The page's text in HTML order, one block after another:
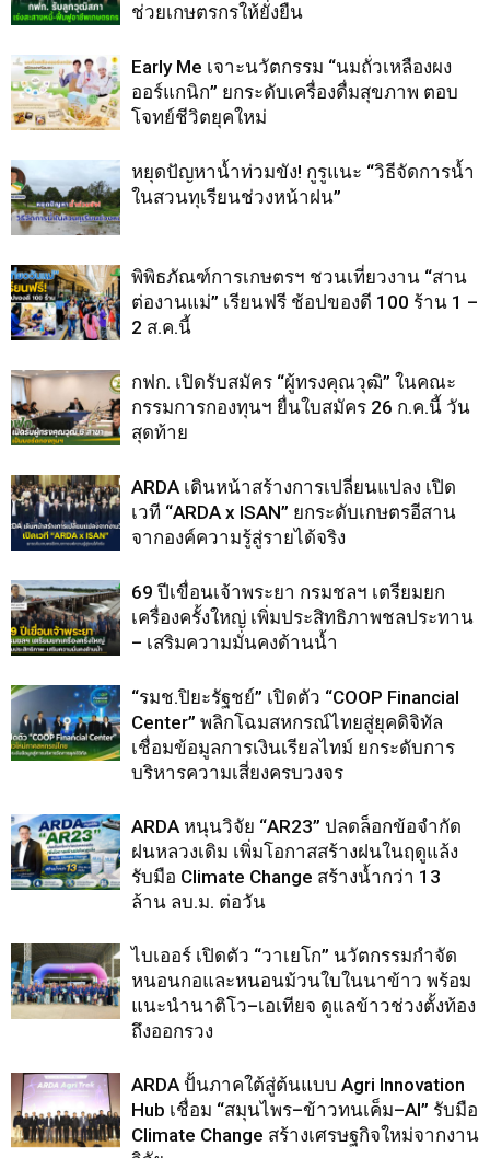
ช่วยเกษตรกรให้ยั่งยืน
Early Me เจาะนวัตกรรม “นมถั่วเหลืองผง
ออร์แกนิก” ยกระดับเครื่องดื่มสุขภาพ ตอบ
โจทย์ชีวิตยุคใหม่
หยุดปัญหาน้ำท่วมขัง! กูรูแนะ “วิธีจัดการน้ำ
ในสวนทุเรียนช่วงหน้าฝน”
พิพิธภัณฑ์การเกษตรฯ ชวนเที่ยวงาน “สาน
ต่องานแม่” เรียนฟรี ช้อปของดี 100 ร้าน 1 –
2 ส.ค.นี้
กฟก. เปิดรับสมัคร “ผู้ทรงคุณวุฒิ” ในคณะ
กรรมการกองทุนฯ ยื่นใบสมัคร 26 ก.ค.นี้ วัน
สุดท้าย
ARDA เดินหน้าสร้างการเปลี่ยนแปลง เปิด
เวที “ARDA x ISAN” ยกระดับเกษตรอีสาน
จากองค์ความรู้สู่รายได้จริง
69 ปีเขื่อนเจ้าพระยา กรมชลฯ เตรียมยก
เครื่องครั้งใหญ่ เพิ่มประสิทธิภาพชลประทาน
– เสริมความมั่นคงด้านน้ำ
“รมช.ปิยะรัฐชย์” เปิดตัว “COOP Financial
Center” พลิกโฉมสหกรณ์ไทยสู่ยุคดิจิทัล
เชื่อมข้อมูลการเงินเรียลไทม์ ยกระดับการ
บริหารความเสี่ยงครบวงจร
ARDA หนุนวิจัย “AR23” ปลดล็อกข้อจำกัด
ฝนหลวงเดิม เพิ่มโอกาสสร้างฝนในฤดูแล้ง
รับมือ Climate Change สร้างน้ำกว่า 13
ล้าน ลบ.ม. ต่อวัน
ไบเออร์ เปิดตัว “วาเยโก” นวัตกรรมกำจัด
หนอนกอและหนอนม้วนใบในนาข้าว พร้อม
แนะนำนาติโว–เอเทียจ ดูแลข้าวช่วงตั้งท้อง
ถึงออกรวง
ARDA ปั้นภาคใต้สู่ต้นแบบ Agri Innovation
Hub เชื่อม “สมุนไพร–ข้าวทนเค็ม–AI” รับมือ
Climate Change สร้างเศรษฐกิจใหม่จากงาน